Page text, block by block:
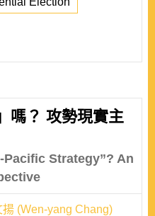
嗎？ 攻勢現實主
Pacific Strategy”? An
揚 (Wen-yang Chang)